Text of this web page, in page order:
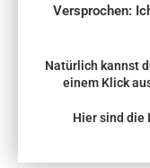
Versprochen:
Natürlich kannst
einem Klick
Hier sind die